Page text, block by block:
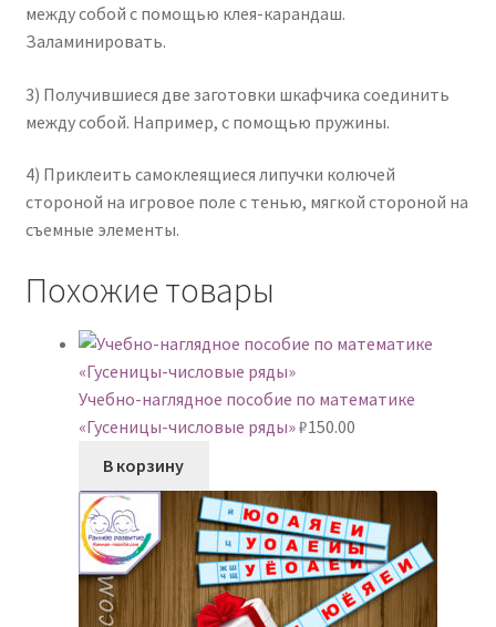
между собой с помощью клея-карандаш.
Заламинировать.
3) Получившиеся две заготовки шкафчика соединить
между собой. Например, с помощью пружины.
4) Приклеить самоклеящиеся липучки колючей
стороной на игровое поле с тенью, мягкой стороной на
съемные элементы.
Похожие товары
Учебно-наглядное пособие по математике
«Гусеницы-числовые ряды»₽150.00
В корзину